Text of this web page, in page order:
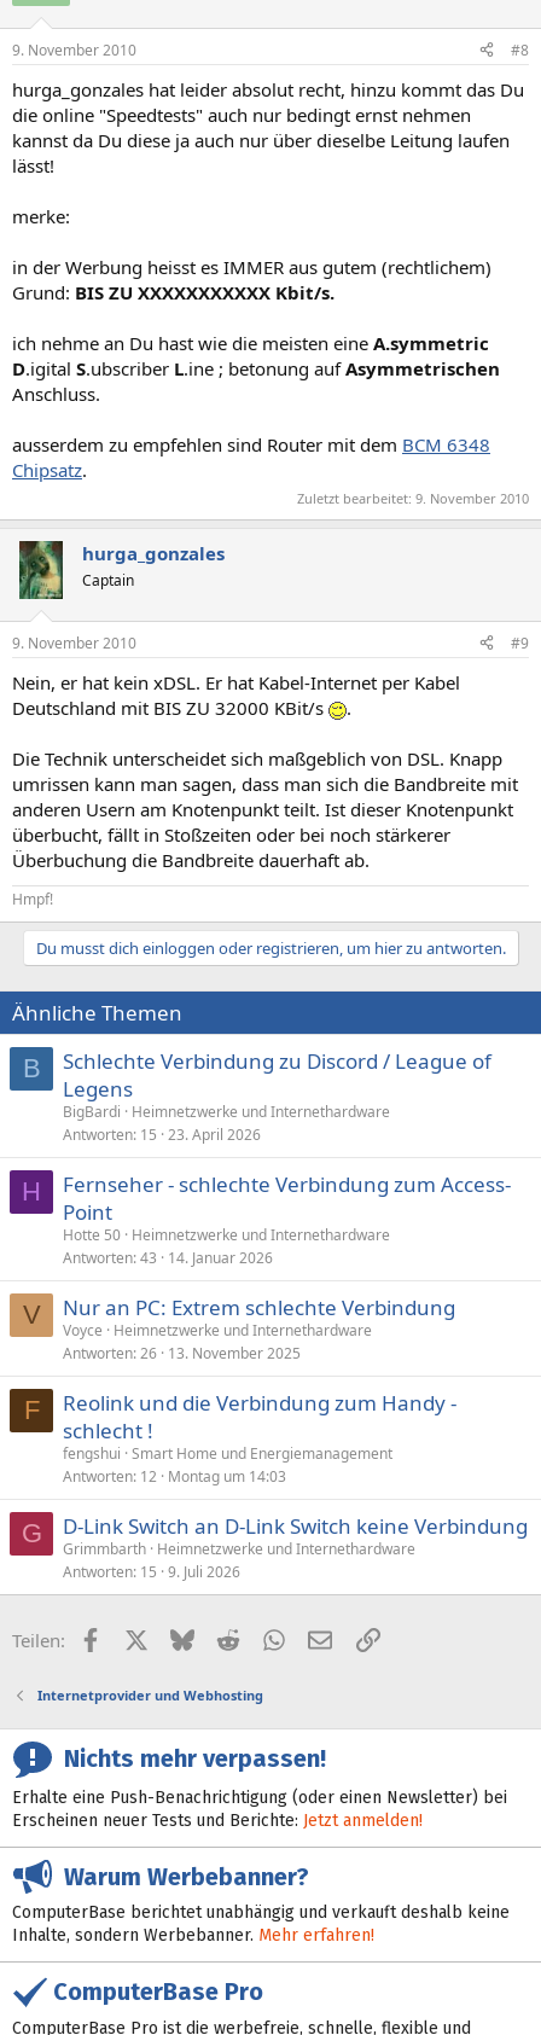
9. November 2010 #8
hurga_gonzales hat leider absolut recht, hinzu kommt das Du
die online "Speedtests" auch nur bedingt ernst nehmen
kannst da Du diese ja auch nur über dieselbe Leitung laufen
lässt!
merke:
in der Werbung heisst es IMMER aus gutem (rechtlichem)
Grund: BIS ZU XXXXXXXXXXX Kbit/s.
ich nehme an Du hast wie die meisten eine A.symmetric
D.igital S.ubscriber L.ine ; betonung aufAsymmetrischen
Anschluss.
ausserdem zu empfehlen sind Router mit dem BCM 6348
Chipsatz.
Zuletzt bearbeitet: 9. November 2010
hurga_gonzales
Captain
9. November 2010 #9
Nein, er hat kein xDSL. Er hat Kabel-Internet per Kabel
Deutschland mit BIS ZU 32000 KBit/s
.
Die Technik unterscheidet sich maßgeblich von DSL. Knapp
umrissen kann man sagen, dass man sich die Bandbreite mit
anderen Usern am Knotenpunkt teilt. Ist dieser Knotenpunkt
überbucht, fällt in Stoßzeiten oder bei noch stärkerer
Überbuchung die Bandbreite dauerhaft ab.
Hmpf!
Du musst dich einloggen oder registrieren, um hier zu antworten.
Ähnliche Themen
B
Schlechte Verbindung zu Discord / League of
Legens
BigBardi
Heimnetzwerke und Internethardware
Antworten 15 23. April 2026
H
Fernseher - schlechte Verbindung zum Access-
Point
Hotte 50 Heimnetzwerke und Internethardware
Antworten 43 14. Januar 2026
V Nur an PC: Extrem schlechte Verbindung
Voyce
Heimnetzwerke und Internethardware
Antworten 26 13. November 2025
F
Reolink und die Verbindung zum Handy -
schlecht !
fengshui Smart Home und Energiemanagement
Antworten 12 Montag um 14:03
G D-Link Switch an D-Link Switch keine Verbindung
Grimmbarth Heimnetzwerke und Internethardware
Antworten 15 9. Juli 2026
Teilen: FacebookX (Twitter)
BlueskyRedditWhatsApp
E-MailLink
Internetprovider und Webhosting
Nichts mehr verpassen!
Erhalte eine Push-Benachrichtigung (oder einen Newsletter) bei
Erscheinen neuer Tests und Berichte: Jetzt anmelden!
Warum Werbebanner?
ComputerBase berichtet unabhängig und verkauft deshalb keine
Inhalte, sondern Werbebanner. Mehr erfahren!
ComputerBase Pro
ComputerBase Pro ist die werbefreie, schnelle, flexible und